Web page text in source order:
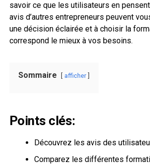
savoir ce que les utilisateurs en
avis d’autres entrepreneurs peuvent
une décision éclairée et à choisir la
correspond le mieux à vos besoins.
Sommaire afficher
Points clés:
Découvrez les avis des
Comparez les différentes